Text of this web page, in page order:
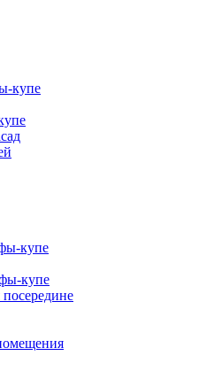
купе
купе
купе